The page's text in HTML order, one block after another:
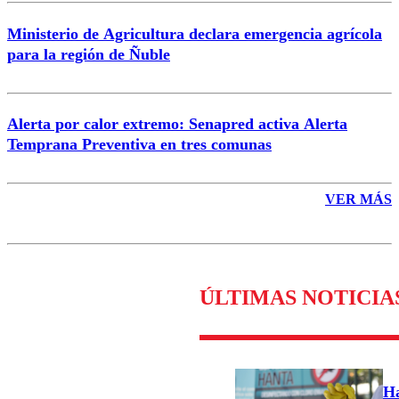
Ministerio de Agricultura declara emergencia agrícola
para la región de Ñuble
Alerta por calor extremo: Senapred activa Alerta
Temprana Preventiva en tres comunas
VER MÁS
ÚLTIMAS